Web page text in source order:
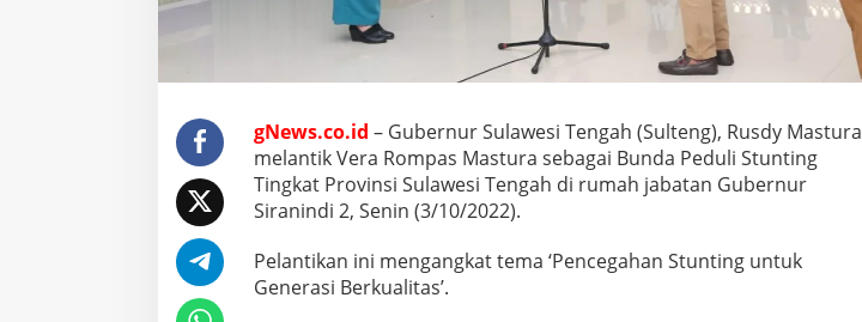
gNews.co.id – Gubernur Sulawesi Tengah (Sulteng), Rusdy Mastura
melantik Vera Rompas Mastura sebagai Bunda Peduli Stunting
Tingkat Provinsi Sulawesi Tengah di rumah jabatan Gubernur
Siranindi 2, Senin (3/10/2022).
Pelantikan ini mengangkat tema ‘Pencegahan Stunting untuk
Generasi Berkualitas’.